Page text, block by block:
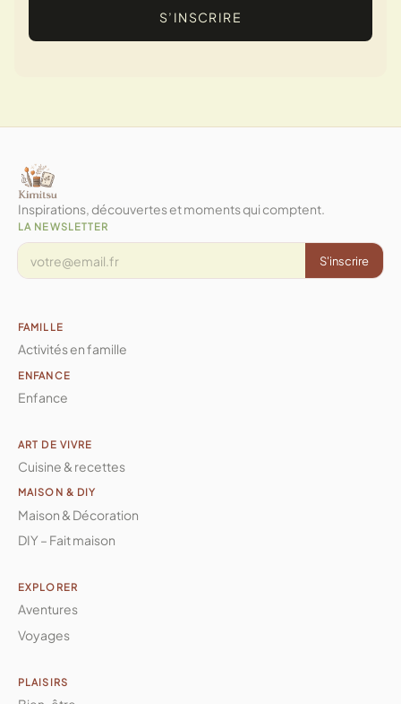
S’INSCRIRE
Inspirations, découvertes et moments qui comptent.
LA NEWSLETTER
S'inscrire
FAMILLE
Activités en famille
ENFANCE
Enfance
ART DE VIVRE
Cuisine & recettes
MAISON & DIY
Maison & Décoration
DIY – Fait maison
EXPLORER
Aventures
Voyages
PLAISIRS